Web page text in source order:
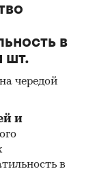
в
шт.
чередой
и
в